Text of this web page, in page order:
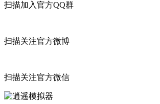
扫描加入官方QQ群
扫描关注官方微博
扫描关注官方微信